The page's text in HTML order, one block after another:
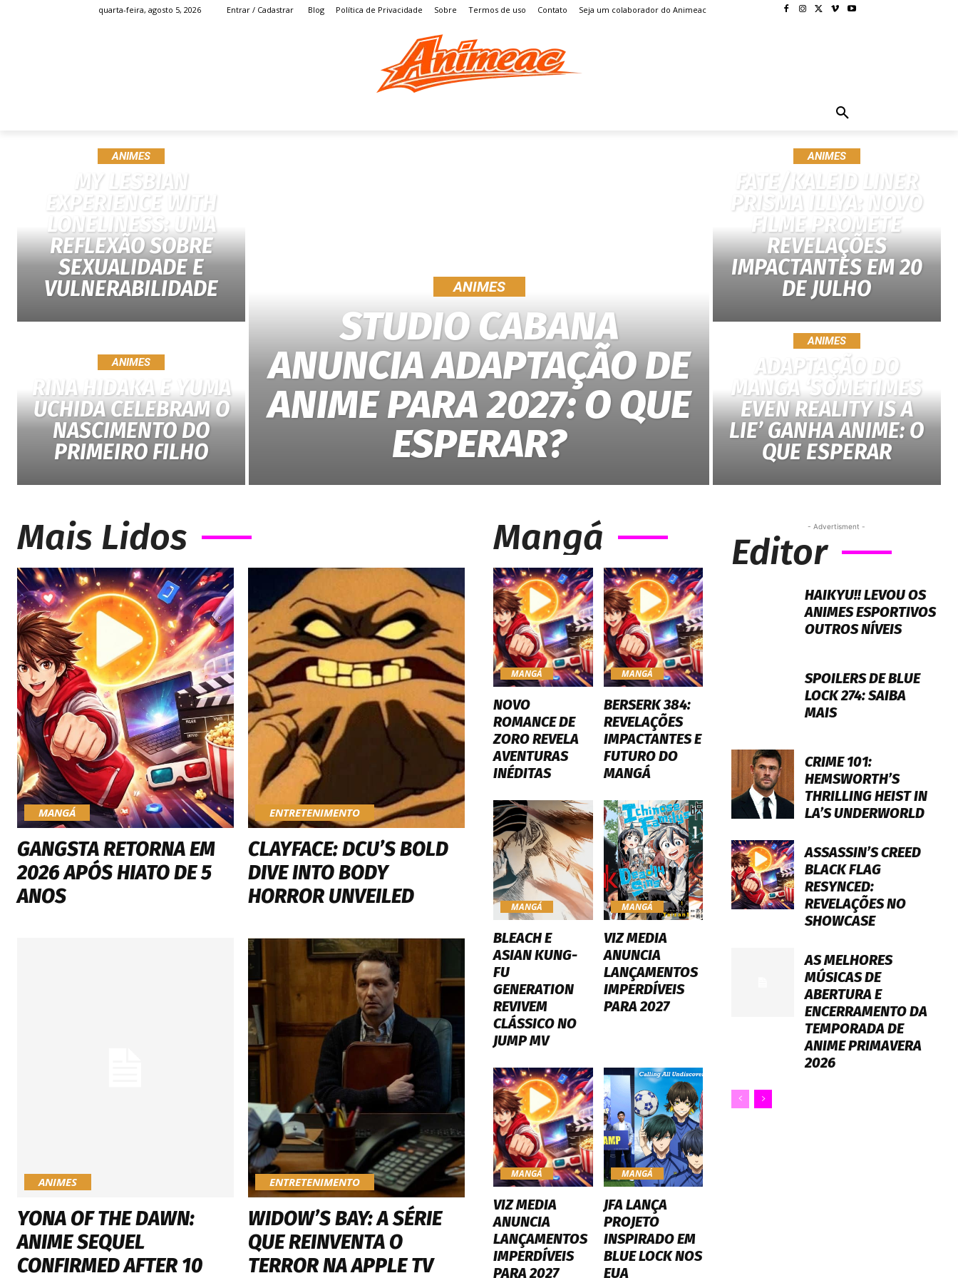
quarta-feira, agosto 5, 2026 Entrar / Cadastrar Blog Política de Privacidade Sobre Termos de uso Contato Seja um colaborador do Animeac
ANIMES
MY LESBIAN
EXPERIENCE WITH
LONELINESS: UMA
REFLEXÃO SOBRE
SEXUALIDADE E
VULNERABILIDADE
ANIMES
RINA HIDAKA E YUMA
UCHIDA CELEBRAM O
NASCIMENTO DO
PRIMEIRO FILHO
ANIMES
STUDIO CABANA
ANUNCIA ADAPTAÇÃO DE
ANIME PARA 2027: O QUE
ESPERAR?
ANIMES
FATE/KALEID LINER
PRISMA ILLYA: NOVO
FILME PROMETE
REVELAÇÕES
IMPACTANTES EM 20
DE JULHO
ANIMES
ADAPTAÇÃO DO
MANGA ‘SOMETIMES
EVEN REALITY IS A
LIE’ GANHA ANIME: O
QUE ESPERAR
Mais Lidos
MANGÁ
GANGSTA RETORNA EM
2026 APÓS HIATO DE 5
ANOS
ENTRETENIMENTO
CLAYFACE: DCU’S BOLD
DIVE INTO BODY
HORROR UNVEILED
ANIMES
YONA OF THE DAWN:
ANIME SEQUEL
CONFIRMED AFTER 10
ENTRETENIMENTO
WIDOW’S BAY: A SÉRIE
QUE REINVENTA O
TERROR NA APPLE TV
Mangá
MANGÁ
NOVO
ROMANCE DE
ZORO REVELA
AVENTURAS
INÉDITAS
MANGÁ
BERSERK 384:
REVELAÇÕES
IMPACTANTES E
FUTURO DO
MANGÁ
MANGÁ
BLEACH E
ASIAN KUNG-
FU
GENERATION
REVIVEM
CLÁSSICO NO
JUMP MV
MANGÁ
VIZ MEDIA
ANUNCIA
LANÇAMENTOS
IMPERDÍVEIS
PARA 2027
MANGÁ
VIZ MEDIA
ANUNCIA
LANÇAMENTOS
IMPERDÍVEIS
PARA 2027
MANGÁ
JFA LANÇA
PROJETO
INSPIRADO EM
BLUE LOCK NOS
EUA
- Advertisment -
Editor
HAIKYU!! LEVOU OS
ANIMES ESPORTIVOS
OUTROS NÍVEIS
SPOILERS DE BLUE
LOCK 274: SAIBA
MAIS
CRIME 101:
HEMSWORTH’S
THRILLING HEIST IN
LA’S UNDERWORLD
ASSASSIN’S CREED
BLACK FLAG
RESYNCED:
REVELAÇÕES NO
SHOWCASE
AS MELHORES
MÚSICAS DE
ABERTURA E
ENCERRAMENTO DA
TEMPORADA DE
ANIME PRIMAVERA
2026